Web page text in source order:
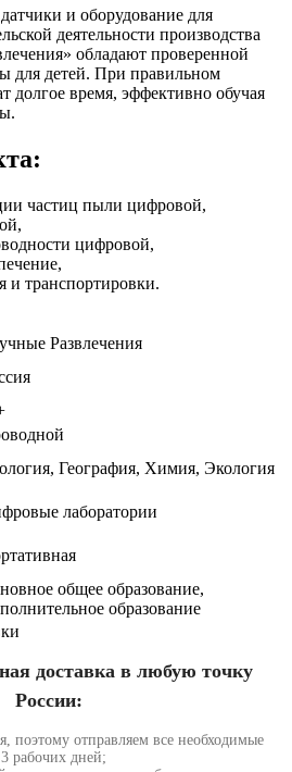
и оборудование для
деятельности производства
обладают проверенной
для детей. При правильном
долгое время, эффективно обучая
частиц пыли цифровой,
цифровой,
и транспортировки.
Развлечения
География, Химия, Экология
лаборатории
общее образование,
образование
доставка в любую точку
России:
отправляем все необходимые
рабочих дней;